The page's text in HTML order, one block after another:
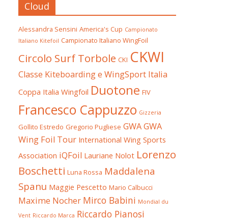
Cloud
Alessandra Sensini America's Cup Campionato
Italiano Kitefoil Campionato Italiano WingFoil
Circolo Surf Torbole CKI CKWI
Classe Kiteboarding e WingSport Italia
Coppa Italia Wingfoil Duotone FIV
Francesco Cappuzzo Gizzeria
Gollito Estredo Gregorio Pugliese GWAGWA
Wing Foil Tour International Wing Sports
Association iQFoil Lauriane Nolot Lorenzo
Boschetti Luna Rossa Maddalena
Spanu Maggie Pescetto Mario Calbucci
Maxime Nocher Mirco Babini Mondial du
Vent Riccardo Marca Riccardo Pianosi